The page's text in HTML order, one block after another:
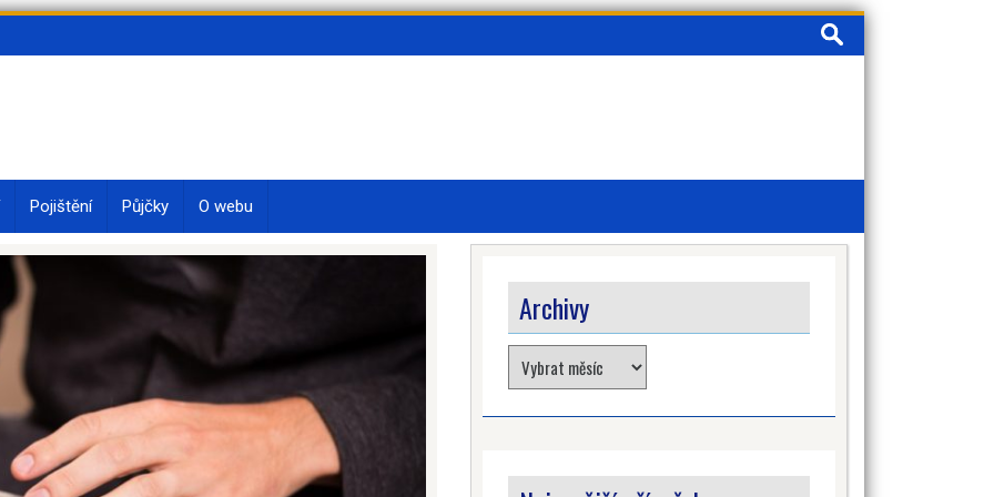
Vyhledávání
Pojištění Půjčky O webu
Archivy
Archivy